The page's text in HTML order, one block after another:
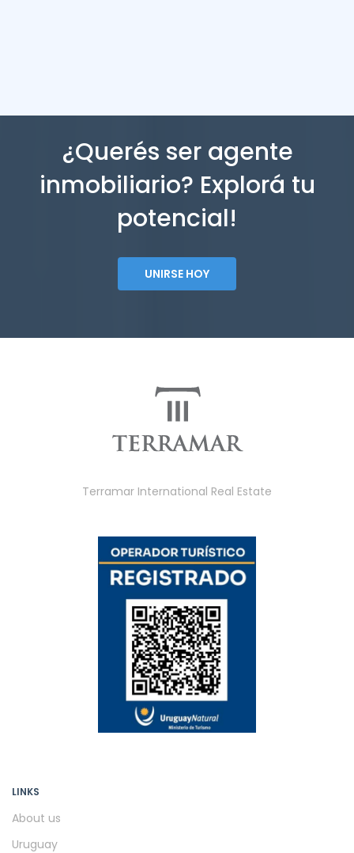
¿Querés ser agente
inmobiliario? Explorá tu
potencial!
UNIRSE HOY
Terramar International Real Estate
LINKS
About us
Uruguay